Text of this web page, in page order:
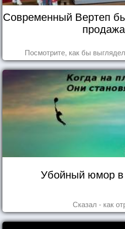
Современный Вертеп
Посмотрите, как бы
Убойный юмор в
Сказал - как